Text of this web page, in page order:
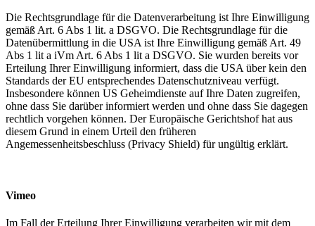
Die Rechtsgrundlage für die Datenverarbeitung ist Ihre Einwilligung
gemäß Art. 6 Abs 1 lit. a DSGVO. Die Rechtsgrundlage für die
Datenübermittlung in die USA ist Ihre Einwilligung gemäß Art. 49
Abs 1 lit a iVm Art. 6 Abs 1 lit a DSGVO. Sie wurden bereits vor
Erteilung Ihrer Einwilligung informiert, dass die USA über kein den
Standards der EU entsprechendes Datenschutzniveau verfügt.
Insbesondere können US Geheimdienste auf Ihre Daten zugreifen,
ohne dass Sie darüber informiert werden und ohne dass Sie dagegen
rechtlich vorgehen können. Der Europäische Gerichtshof hat aus
diesem Grund in einem Urteil den früheren
Angemessenheitsbeschluss (Privacy Shield) für ungültig erklärt.
Vimeo
Im Fall der Erteilung Ihrer Einwilligung verarbeiten wir mit dem